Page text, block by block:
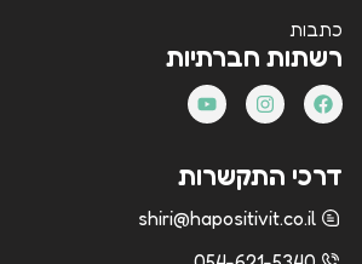
כתבות
רשתות חברתיות
דרכי התקשרות
shiri@hapositivit.co.il